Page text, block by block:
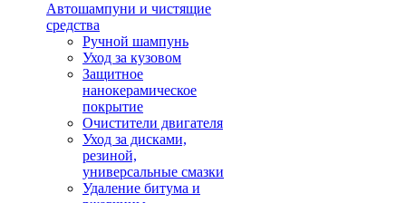
Автошампуни и чистящие
средства
Ручной шампунь
Уход за кузовом
Защитное
нанокерамическое
покрытие
Очистители двигателя
Уход за дисками,
резиной,
универсальные смазки
Удаление битума и